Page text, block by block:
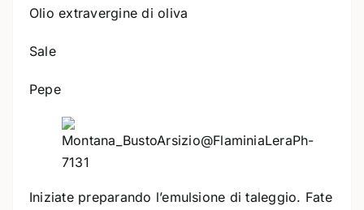
Olio extravergine di oliva
Sale
Pepe
Iniziate preparando l’emulsione di taleggio. Fate